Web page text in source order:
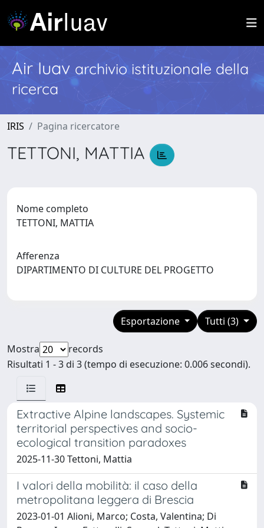
Air Iuav archivio istituzionale della
ricerca
IRIS Pagina ricercatore
TETTONI, MATTIA
Nome completo
TETTONI, MATTIA
Afferenza
DIPARTIMENTO DI CULTURE DEL PROGETTO
Tutti (3)
Esportazione
Mostra
records
Risultati 1 - 3 di 3 (tempo di esecuzione: 0.006 secondi).
Extractive Alpine landscapes. Systemic
territorial perspectives and socio-
ecological transition paradoxes
2025-11-30 Tettoni, Mattia
I valori della mobilità: il caso della
metropolitana leggera di Brescia
2023-01-01 Alioni, Marco; Costa, Valentina; Di